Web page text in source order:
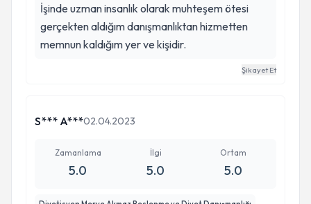
İşinde uzman insanlık olarak muhteşem ötesi
gerçekten aldığım danışmanlıktan hizmetten
memnun kaldığım yer ve kişidir.
Şikayet Et
S*** A***02.04.2023
Zamanlama
5.0
İlgi
5.0
Ortam
5.0